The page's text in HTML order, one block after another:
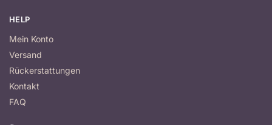
HELP
Mein Konto
Versand
Rückerstattungen
Kontakt
FAQ